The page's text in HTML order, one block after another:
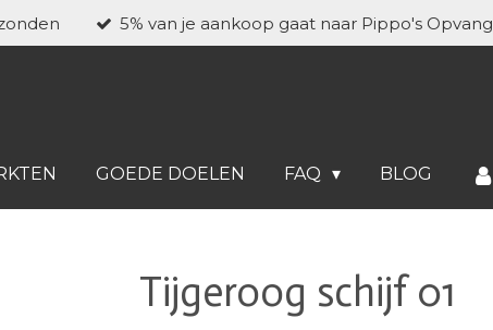
5% van je aankoop gaat naar Pippo's Opvang
GOEDE DOELEN FAQ BLOG
Tijgeroog schijf 01